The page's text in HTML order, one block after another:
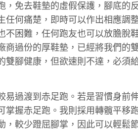
，免去鞋墊的虛假保護，腳底的
任何痛楚，即時可以作出相應調
不困難，任何跑友也可以放膽脫
商過份的厚鞋墊，已經將我們的
腳健康，但欲速則不達，必須
易過渡到赤足跑。若是習慣身前
掌握赤足跑。我則採用轉髖平移
，較少蹬屈腳掌，因此可以輕鬆